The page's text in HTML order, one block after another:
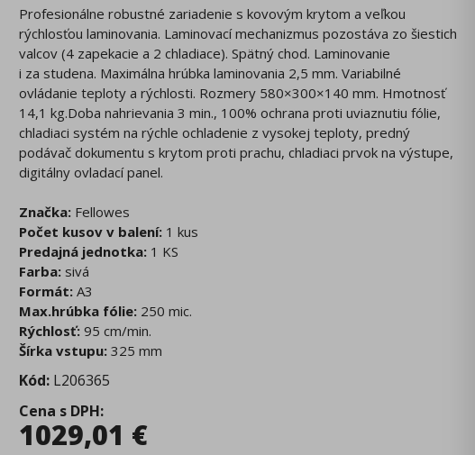
Profesionálne robustné zariadenie s kovovým krytom a veľkou
rýchlosťou laminovania. Laminovací mechanizmus pozostáva zo šiestich
valcov (4 zapekacie a 2 chladiace). Spätný chod. Laminovanie
i za studena. Maximálna hrúbka laminovania 2,5 mm. Variabilné
ovládanie teploty a rýchlosti. Rozmery 580×300×140 mm. Hmotnosť
14,1 kg.Doba nahrievania 3 min., 100% ochrana proti uviaznutiu fólie,
chladiaci systém na rýchle ochladenie z vysokej teploty, predný
podávač dokumentu s krytom proti prachu, chladiaci prvok na výstupe,
digitálny ovladací panel.
Značka: Fellowes
Počet kusov v balení: 1 kus
Predajná jednotka: 1 KS
Farba: sivá
Formát: A3
Max.hrúbka fólie: 250 mic.
Rýchlosť: 95 cm/min.
Šírka vstupu: 325 mm
Kód: L206365
Cena s DPH:
1029,01 €